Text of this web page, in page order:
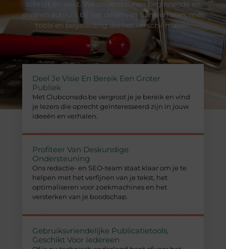
schrijft én leest. We ondersteunen beginnende en
ervaren auteurs bij het delen van hun verhalen, met
tools en begeleiding die het verschil maken.
Deel Je Visie En Bereik Een Groter
Publiek
Met Clubcorrado.be vergroot je je bereik en vind
je lezers die oprecht geïnteresseerd zijn in jouw
ideeën en verhalen.
Profiteer Van Deskundige
Ondersteuning
Ons redactie- en SEO-team staat klaar om je te
helpen met het verfijnen van je tekst, het
optimaliseren voor zoekmachines en het
versterken van je boodschap.
Gebruiksvriendelijke Publicatietools,
Geschikt Voor Iedereen